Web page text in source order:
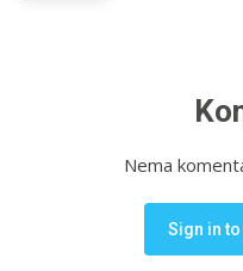
Nema
Sign in